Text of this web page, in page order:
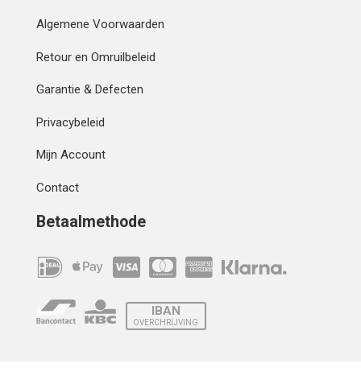
Algemene Voorwaarden
Retour en Omruilbeleid
Garantie & Defecten
Privacybeleid
Mijn Account
Contact
Betaalmethode
IBAN
OVERCHRIJVING